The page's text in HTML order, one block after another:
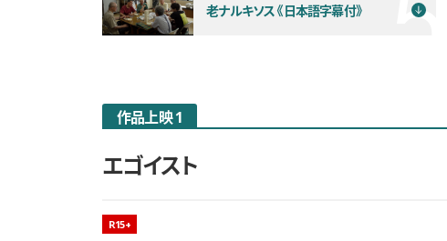
老ナルキソス《日本語字幕付》
作品上映 1
エゴイスト
映画のレーティング
R15+